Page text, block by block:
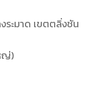
ระมาด เขตตลิ่งชัน
ญ่)